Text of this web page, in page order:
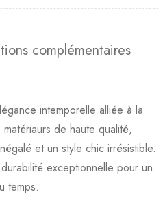
complémentaires
intemporelle alliée à la
de haute qualité,
et un style chic irrésistible.
exceptionnelle pour un
temps.